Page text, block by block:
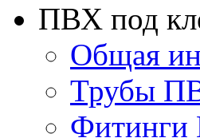
ПВХ под
Общая
Трубы